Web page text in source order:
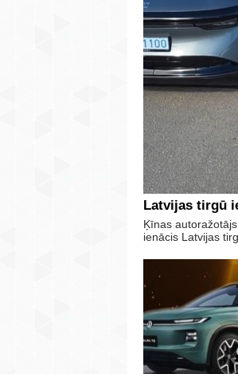
Latvijas tirgū
Ķīnas
ienācis Latvijas